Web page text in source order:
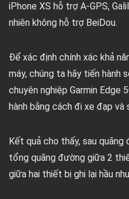
iPhone XS hỗ trợ A-GPS,
nhiên không hỗ trợ BeiDou.
Để xác định chính xác khả
máy, chúng ta hãy tiến hành
chuyên nghiệp Garmin Edge
hành bằng cách đi xe đạp
Kết quả cho thấy, sau
tổng quãng đường giữa 2
giữa hai thiết bị ghi lại hầu